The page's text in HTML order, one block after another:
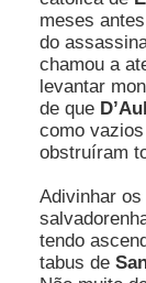
meses
do
chamou a
levantar
de que
como
obstruíram
Adivinhar
tendo
tabus de